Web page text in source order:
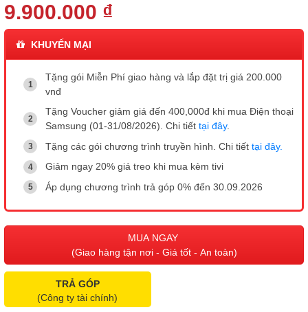
9.900.000 ₫
KHUYẾN MẠI
Tặng gói Miễn Phí giao hàng và lắp đặt trị giá 200.000
vnđ
Tặng Voucher giảm giá đến 400,000đ khi mua Điện thoại
Samsung (01-31/08/2026). Chi tiết tại đây.
Tặng các gói chương trình truyền hình. Chi tiết tại đây.
Giảm ngay 20% giá treo khi mua kèm tivi
Áp dụng chương trình trả góp 0% đến 30.09.2026
MUA NGAY
(Giao hàng tận nơi - Giá tốt - An toàn)
TRẢ GÓP
(Công ty tài chính)